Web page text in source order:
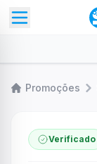
Promoções
Verificado